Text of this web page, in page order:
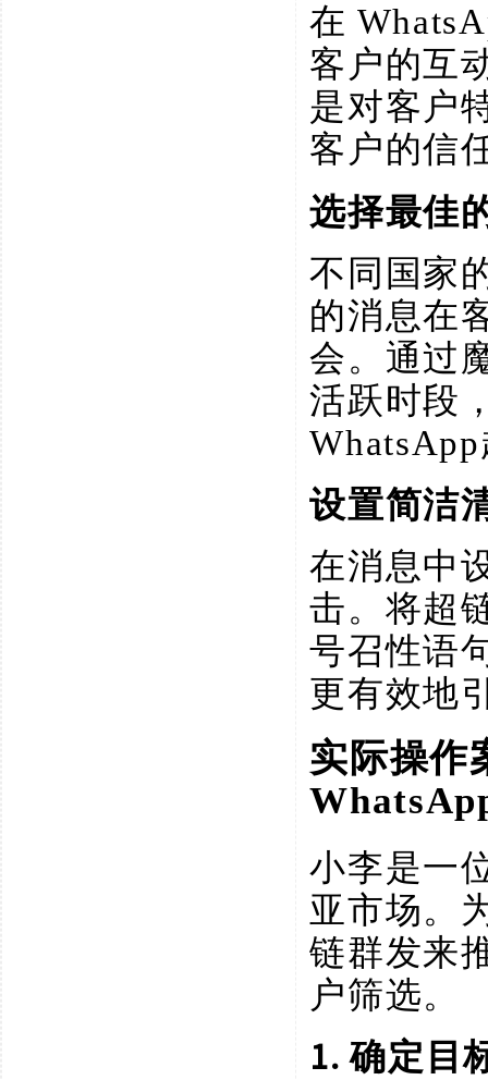
在
客户的互
是对客户
客户的信
选择最佳
不同国家
的消息在
会。通过
活跃时段
设置简洁
在消息中
击。将超
号召性语
更有效地
实际操作
小李是一
亚市场。
链群发来
户筛选。
1. 确定目